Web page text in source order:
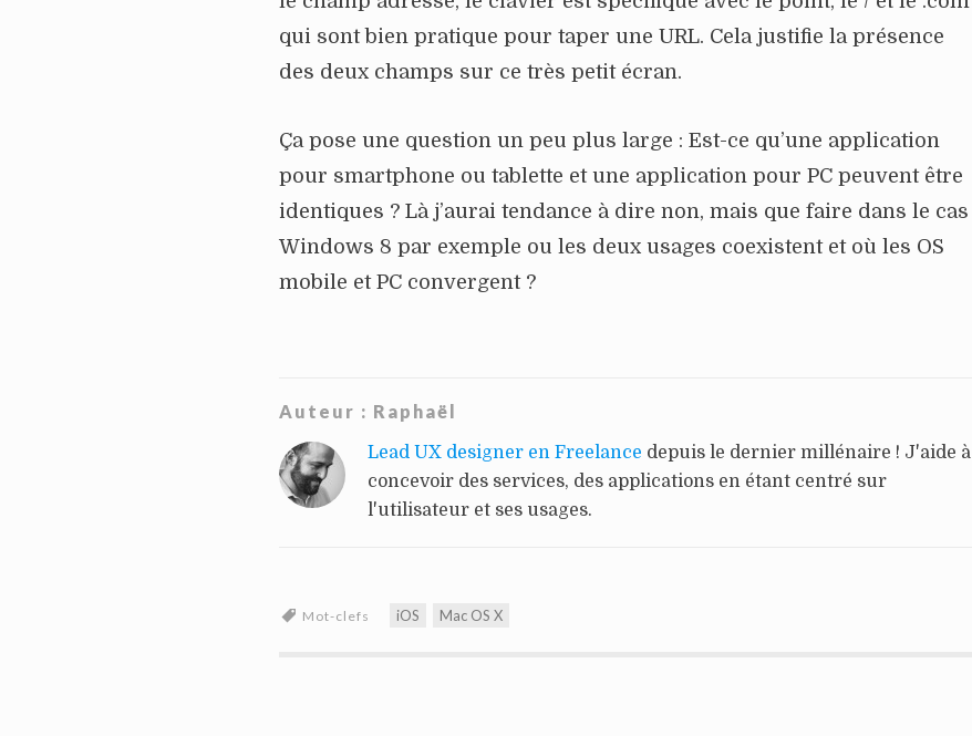
qui sont bien pratique pour taper une URL. Cela justifie la présence
des deux champs sur ce très petit écran.
Ça pose une question un peu plus large : Est-ce qu’une application
pour smartphone ou tablette et une application pour PC peuvent être
identiques ? Là j’aurai tendance à dire non, mais que faire dans le cas
Windows 8 par exemple ou les deux usages coexistent et où les OS
mobile et PC convergent ?
Auteur : Raphaël
Lead UX designer en Freelance depuis le dernier millénaire ! J'aide à
concevoir des services, des applications en étant centré sur
l'utilisateur et ses usages.
Mot-clefs iOS Mac OS X